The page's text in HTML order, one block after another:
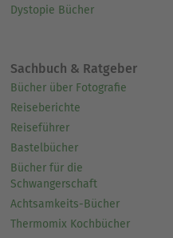
Dystopie Bücher
Sachbuch & Ratgeber
Bücher über Fotografie
Reiseberichte
Reiseführer
Bastelbücher
Bücher für die
Schwangerschaft
Achtsamkeits-Bücher
Thermomix Kochbücher